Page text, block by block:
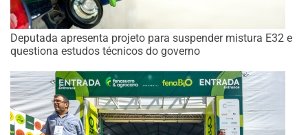
Deputada apresenta projeto para suspender mistura E32 e
questiona estudos técnicos do governo